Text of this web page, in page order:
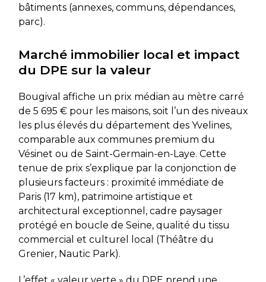
bâtiments (annexes, communs, dépendances,
parc).
Marché immobilier local et impact
du DPE sur la valeur
Bougival affiche un prix médian au mètre carré
de 5 695 € pour les maisons, soit l’un des niveaux
les plus élevés du département des Yvelines,
comparable aux communes premium du
Vésinet ou de Saint-Germain-en-Laye. Cette
tenue de prix s’explique par la conjonction de
plusieurs facteurs : proximité immédiate de
Paris (17 km), patrimoine artistique et
architectural exceptionnel, cadre paysager
protégé en boucle de Seine, qualité du tissu
commercial et culturel local (Théâtre du
Grenier, Nautic Park).